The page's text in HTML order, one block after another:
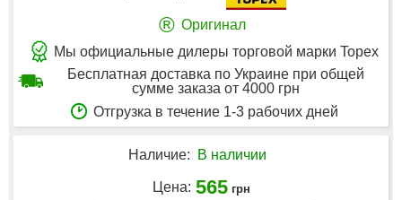
® Оригинал
Мы официальные дилеры торговой марки Topex
Бесплатная доставка по Украине при общей
сумме заказа от 4000 грн
Отгрузка в течение 1-3 рабочих дней
Наличие: В наличии
Цена: 565 грн